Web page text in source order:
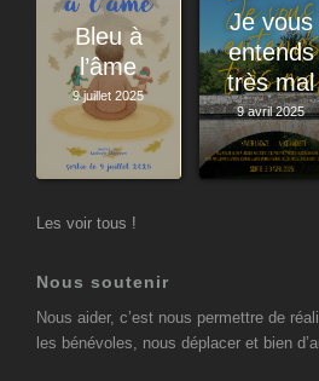
Bleu à
l’âme
9 juillet 2025
Je vous
entends
très mal
9 avril 2025
Les voir tous !
Nous soutenir
Nous aider, c’est nous permettre de
les bénévoles, nous déplacer et bien